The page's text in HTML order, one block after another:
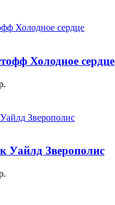
Холодное сердце
Уайлд Зверополис